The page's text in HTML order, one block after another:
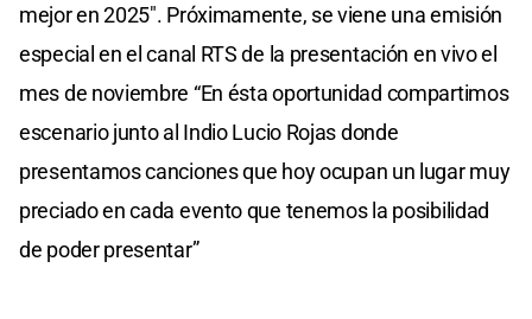
mejor en 2025". Próximamente, se viene una emisión
especial en el canal RTS de la presentación en vivo el
mes de noviembre “En ésta oportunidad compartimos
escenario junto al Indio Lucio Rojas donde
presentamos canciones que hoy ocupan un lugar muy
preciado en cada evento que tenemos la posibilidad
de poder presentar”